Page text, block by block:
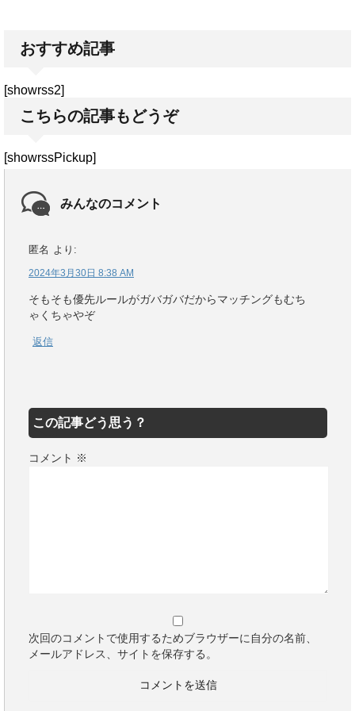
おすすめ記事
[showrss2]
こちらの記事もどうぞ
[showrssPickup]
みんなのコメント
匿名 より:
2024年3月30日 8:38 AM
そもそも優先ルールがガバガバだからマッチングもむち
ゃくちゃやぞ
返信
この記事どう思う？
コメント ※
次回のコメントで使用するためブラウザーに自分の名前、
メールアドレス、サイトを保存する。